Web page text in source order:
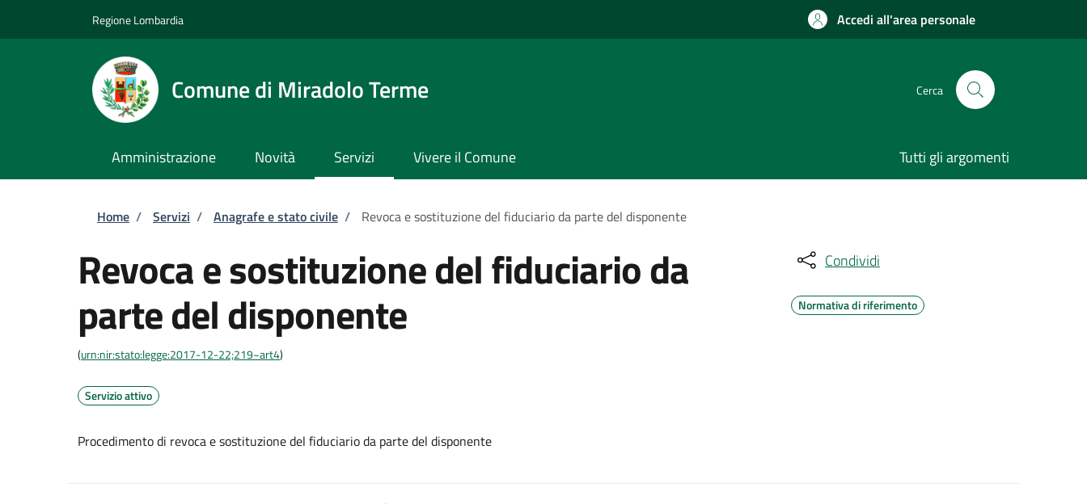
Regione Lombardia Accedi all'area personale
Comune di Miradolo Terme Cerca
Amministrazione Novità Servizi Vivere il Comune Tutti gli argomenti
Briciole di pane
Home / Servizi / Anagrafe e stato civile / Revoca e sostituzione del fiduciario da parte del disponente
Revoca e sostituzione del fiduciario da
parte del disponente
(urn:nir:stato:legge:2017-12-22;219~art4)
Servizio attivo
Procedimento di revoca e sostituzione del fiduciario da parte del disponente
Condividi
Normativa di riferimento